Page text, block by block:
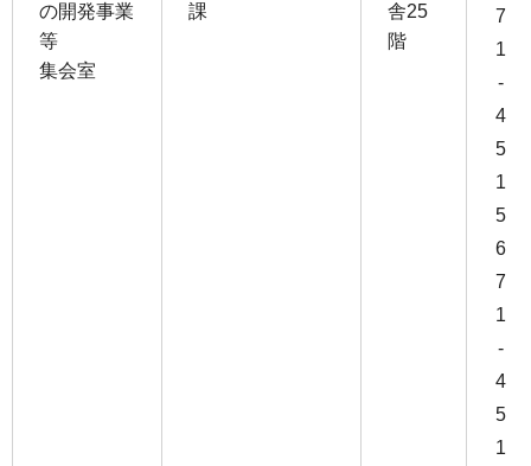
の開発事業
等
集会室
課
舎25
階
7
1
-
4
5
1
5
6
7
1
-
4
5
1